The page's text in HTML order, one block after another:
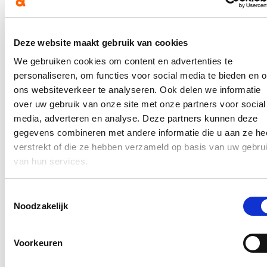
Deze website maakt gebruik van cookies
We gebruiken cookies om content en advertenties te
personaliseren, om functies voor social media te bieden en
ons websiteverkeer te analyseren. Ook delen we informatie
over uw gebruik van onze site met onze partners voor social
media, adverteren en analyse. Deze partners kunnen deze
gegevens combineren met andere informatie die u aan ze
verstrekt of die ze hebben verzameld op basis van uw
van hun services.
Noodzakelijk
Voorkeuren
erkenningen in het leven te roepen zodat personeel uit de
Blijf op de hoogte
Ontvang de nieuwsbrief van Katrien.
E-mailadres
Postcode
Ja, ik aanvaard de privacy voorwaarden.
Klikhierom de privacyvoorwaarden te raadplegen
Nieuws
onteigeningen, maar nog mijlenver weg van